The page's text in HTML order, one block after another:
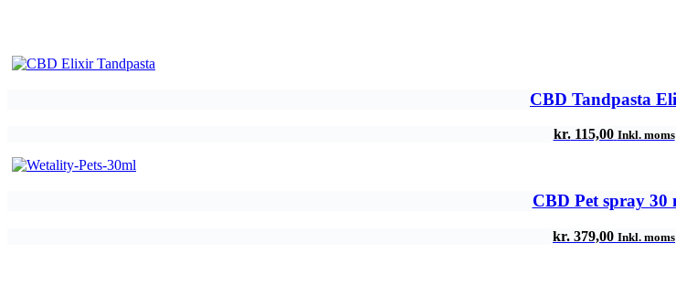
CBD Tandpasta
kr.115,00 Inkl. moms
CBD Pet spray 30
kr. 379,00 Inkl. moms